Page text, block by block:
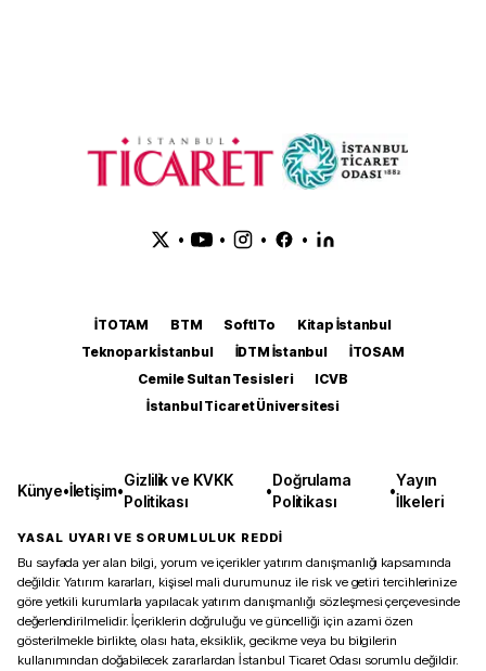
• • • •
İTOTAM BTM SoftITo
Kitap İstanbul
Teknopark İstanbul
İDTM İstanbul
İTOSAM
Cemile Sultan Tesisleri
ICVB
İstanbul Ticaret Üniversitesi
Künye•İletişim•
Gizlilik ve KVKK
Politikası
•
Doğrulama
Politikası
•
Yayın
İlkeleri
YASAL UYARI VE SORUMLULUK REDDİ
Bu sayfada yer alan bilgi, yorum ve içerikler yatırım danışmanlığı kapsamında
değildir. Yatırım kararları, kişisel mali durumunuz ile risk ve getiri tercihlerinize
göre yetkili kurumlarla yapılacak yatırım danışmanlığı sözleşmesi çerçevesinde
değerlendirilmelidir. İçeriklerin doğruluğu ve güncelliği için azami özen
gösterilmekle birlikte, olası hata, eksiklik, gecikme veya bu bilgilerin
kullanımından doğabilecek zararlardan İstanbul Ticaret Odası sorumlu değildir.